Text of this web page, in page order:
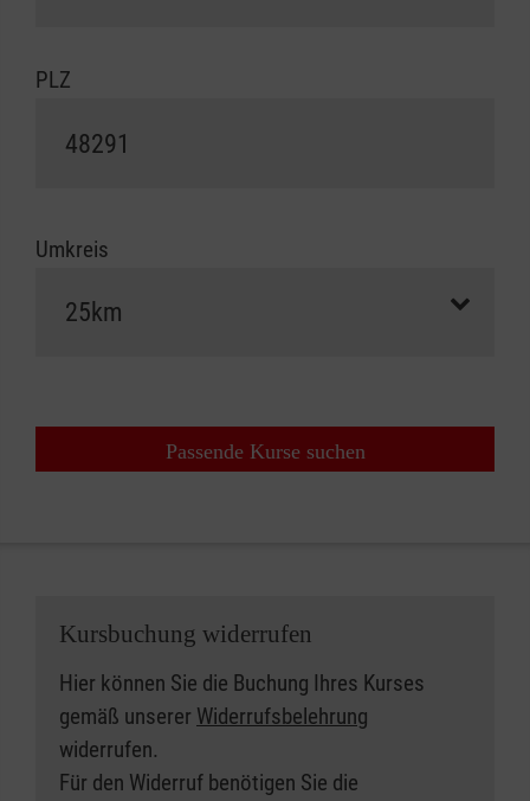
PLZ
Umkreis
Passende Kurse suchen
Kursbuchung widerrufen
Hier können Sie die Buchung Ihres Kurses
gemäß unserer Widerrufsbelehrung
widerrufen.
Für den Widerruf benötigen Sie die